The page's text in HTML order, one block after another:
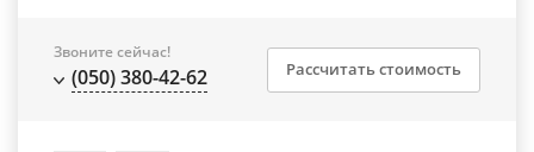
Звоните сейчас!
(050) 380-42-62 Рассчитать стоимость